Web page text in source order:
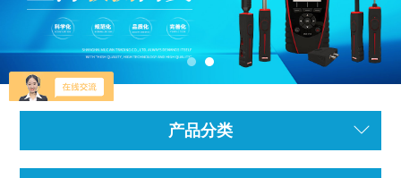
产品分类